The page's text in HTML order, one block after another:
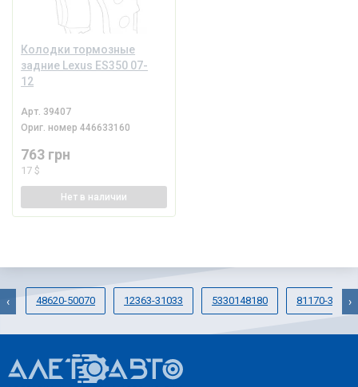
Колодки тормозные
задние Lexus ES350 07-
12
Арт. 39407
Ориг. номер446633160
763 грн
17 $
Нет в наличии
48620-50070 12363-31033 5330148180 81170-33670
‹ ›